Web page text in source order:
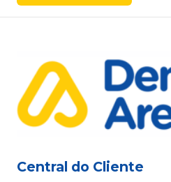
Central do Cliente